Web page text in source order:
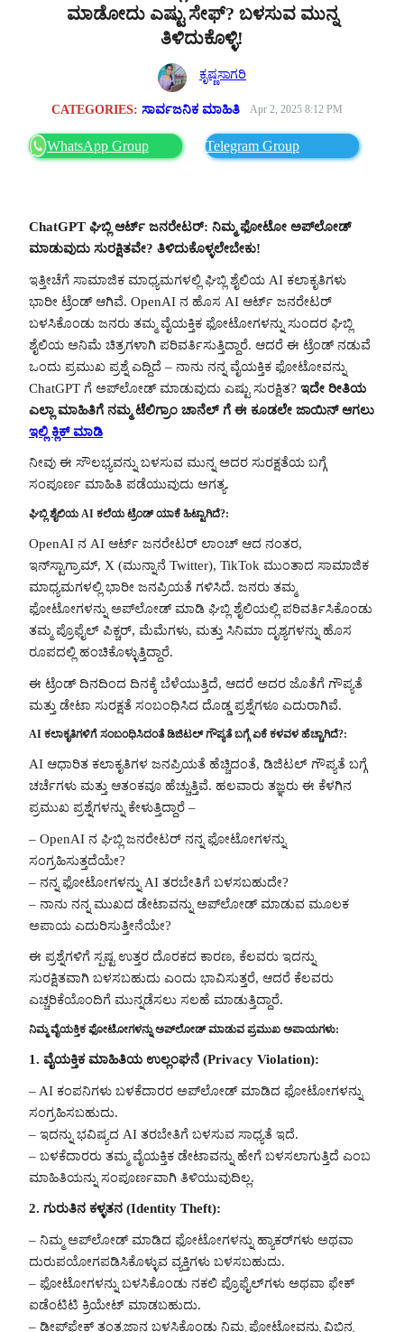
ಮಾಡೋದು ಎಷ್ಟು ಸೇಫ್? ಬಳಸುವ ಮುನ್ನ
ತಿಳಿದುಕೊಳ್ಳಿ!
ಕೃಷ್ಣಸಾಗರಿ
CATEGORIES:ಸಾರ್ವಜನಿಕ ಮಾಹಿತಿ Apr 2, 2025 8:12 PM
WhatsApp Group Telegram Group
ChatGPT ಘಿಬ್ಲಿ ಆರ್ಟ್ ಜನರೇಟರ್: ನಿಮ್ಮ ಫೋಟೋ ಅಪ್‌ಲೋಡ್
ಮಾಡುವುದು ಸುರಕ್ಷಿತವೇ? ತಿಳಿದುಕೊಳ್ಳಲೇಬೇಕು!
ಇತ್ತೀಚೆಗೆ ಸಾಮಾಜಿಕ ಮಾಧ್ಯಮಗಳಲ್ಲಿ ಘಿಬ್ಲಿ ಶೈಲಿಯ AI ಕಲಾಕೃತಿಗಳು
ಭಾರೀ ಟ್ರೆಂಡ್ ಆಗಿವೆ. OpenAI ನ ಹೊಸ AI ಆರ್ಟ್ ಜನರೇಟರ್
ಬಳಸಿಕೊಂಡು ಜನರು ತಮ್ಮ ವೈಯಕ್ತಿಕ ಫೋಟೋಗಳನ್ನು ಸುಂದರ ಘಿಬ್ಲಿ
ಶೈಲಿಯ ಅನಿಮೆ ಚಿತ್ರಗಳಾಗಿ ಪರಿವರ್ತಿಸುತ್ತಿದ್ದಾರೆ. ಆದರೆ ಈ ಟ್ರೆಂಡ್ ನಡುವೆ
ಒಂದು ಪ್ರಮುಖ ಪ್ರಶ್ನೆ ಎದ್ದಿದೆ – ನಾನು ನನ್ನ ವೈಯಕ್ತಿಕ ಫೋಟೋವನ್ನು
ChatGPT ಗೆ ಅಪ್‌ಲೋಡ್ ಮಾಡುವುದು ಎಷ್ಟು ಸುರಕ್ಷಿತ? ಇದೇ ರೀತಿಯ
ಎಲ್ಲಾ ಮಾಹಿತಿಗೆ ನಮ್ಮ ಟೆಲಿಗ್ರಾಂ ಚಾನೆಲ್ ಗೆ ಈ ಕೂಡಲೇ ಜಾಯಿನ್ ಆಗಲು
ಇಲ್ಲಿ ಕ್ಲಿಕ್ ಮಾಡಿ
ನೀವು ಈ ಸೌಲಭ್ಯವನ್ನು ಬಳಸುವ ಮುನ್ನ ಅದರ ಸುರಕ್ಷತೆಯ ಬಗ್ಗೆ
ಸಂಪೂರ್ಣ ಮಾಹಿತಿ ಪಡೆಯುವುದು ಅಗತ್ಯ.
ಘಿಬ್ಲಿ ಶೈಲಿಯ AI ಕಲೆಯ ಟ್ರೆಂಡ್ ಯಾಕೆ ಹಿಟ್ಟಾಗಿದೆ?:
OpenAI ನ AI ಆರ್ಟ್ ಜನರೇಟರ್ ಲಾಂಚ್ ಆದ ನಂತರ,
ಇನ್‌ಸ್ಟಾಗ್ರಾಮ್, X (ಮುನ್ನಾನೆ Twitter), TikTok ಮುಂತಾದ ಸಾಮಾಜಿಕ
ಮಾಧ್ಯಮಗಳಲ್ಲಿ ಭಾರೀ ಜನಪ್ರಿಯತೆ ಗಳಿಸಿದೆ. ಜನರು ತಮ್ಮ
ಫೋಟೋಗಳನ್ನು ಅಪ್‌ಲೋಡ್ ಮಾಡಿ ಘಿಬ್ಲಿ ಶೈಲಿಯಲ್ಲಿ ಪರಿವರ್ತಿಸಿಕೊಂಡು
ತಮ್ಮ ಪ್ರೊಫೈಲ್ ಪಿಕ್ಚರ್, ಮೆಮೆಗಳು, ಮತ್ತು ಸಿನಿಮಾ ದೃಶ್ಯಗಳನ್ನು ಹೊಸ
ರೂಪದಲ್ಲಿ ಹಂಚಿಕೊಳ್ಳುತ್ತಿದ್ದಾರೆ.
ಈ ಟ್ರೆಂಡ್ ದಿನದಿಂದ ದಿನಕ್ಕೆ ಬೆಳೆಯುತ್ತಿದೆ, ಆದರೆ ಅದರ ಜೊತೆಗೆ ಗೌಪ್ಯತೆ
ಮತ್ತು ಡೇಟಾ ಸುರಕ್ಷತೆ ಸಂಬಂಧಿಸಿದ ದೊಡ್ಡ ಪ್ರಶ್ನೆಗಳೂ ಎದುರಾಗಿವೆ.
AI ಕಲಾಕೃತಿಗಳಿಗೆ ಸಂಬಂಧಿಸಿದಂತೆ ಡಿಜಿಟಲ್ ಗೌಪ್ಯತೆ ಬಗ್ಗೆ ಏಕೆ ಕಳವಳ ಹೆಚ್ಚಾಗಿದೆ?:
AI ಆಧಾರಿತ ಕಲಾಕೃತಿಗಳ ಜನಪ್ರಿಯತೆ ಹೆಚ್ಚಿದಂತೆ, ಡಿಜಿಟಲ್ ಗೌಪ್ಯತೆ ಬಗ್ಗೆ
ಚರ್ಚೆಗಳು ಮತ್ತು ಆತಂಕವೂ ಹೆಚ್ಚುತ್ತಿವೆ. ಹಲವಾರು ತಜ್ಞರು ಈ ಕೆಳಗಿನ
ಪ್ರಮುಖ ಪ್ರಶ್ನೆಗಳನ್ನು ಕೇಳುತ್ತಿದ್ದಾರೆ –
– OpenAI ನ ಘಿಬ್ಲಿ ಜನರೇಟರ್ ನನ್ನ ಫೋಟೋಗಳನ್ನು
ಸಂಗ್ರಹಿಸುತ್ತದೆಯೇ?
– ನನ್ನ ಫೋಟೋಗಳನ್ನು AI ತರಬೇತಿಗೆ ಬಳಸಬಹುದೇ?
– ನಾನು ನನ್ನ ಮುಖದ ಡೇಟಾವನ್ನು ಅಪ್‌ಲೋಡ್ ಮಾಡುವ ಮೂಲಕ
ಅಪಾಯ ಎದುರಿಸುತ್ತೀನೆಯೇ?
ಈ ಪ್ರಶ್ನೆಗಳಿಗೆ ಸ್ಪಷ್ಟ ಉತ್ತರ ದೊರಕದ ಕಾರಣ, ಕೆಲವರು ಇದನ್ನು
ಸುರಕ್ಷಿತವಾಗಿ ಬಳಸಬಹುದು ಎಂದು ಭಾವಿಸುತ್ತರೆ, ಆದರೆ ಕೆಲವರು
ಎಚ್ಚರಿಕೆಯೊಂದಿಗೆ ಮುನ್ನಡೆಸಲು ಸಲಹೆ ಮಾಡುತ್ತಿದ್ದಾರೆ.
ನಿಮ್ಮ ವೈಯಕ್ತಿಕ ಫೋಟೋಗಳನ್ನು ಅಪ್‌ಲೋಡ್ ಮಾಡುವ ಪ್ರಮುಖ ಅಪಾಯಗಳು:
1. ವೈಯಕ್ತಿಕ ಮಾಹಿತಿಯ ಉಲ್ಲಂಘನೆ (Privacy Violation):
– AI ಕಂಪನಿಗಳು ಬಳಕೆದಾರರ ಅಪ್‌ಲೋಡ್ ಮಾಡಿದ ಫೋಟೋಗಳನ್ನು
ಸಂಗ್ರಹಿಸಬಹುದು.
– ಇದನ್ನು ಭವಿಷ್ಯದ AI ತರಬೇತಿಗೆ ಬಳಸುವ ಸಾಧ್ಯತೆ ಇದೆ.
– ಬಳಕೆದಾರರು ತಮ್ಮ ವೈಯಕ್ತಿಕ ಡೇಟಾವನ್ನು ಹೇಗೆ ಬಳಸಲಾಗುತ್ತಿದೆ ಎಂಬ
ಮಾಹಿತಿಯನ್ನು ಸಂಪೂರ್ಣವಾಗಿ ತಿಳಿಯುವುದಿಲ್ಲ.
2. ಗುರುತಿನ ಕಳ್ಳತನ (Identity Theft):
– ನಿಮ್ಮ ಅಪ್‌ಲೋಡ್ ಮಾಡಿದ ಫೋಟೋಗಳನ್ನು ಹ್ಯಾಕರ್‌ಗಳು ಅಥವಾ
ದುರುಪಯೋಗಪಡಿಸಿಕೊಳ್ಳುವ ವ್ಯಕ್ತಿಗಳು ಬಳಸಬಹುದು.
– ಫೋಟೋಗಳನ್ನು ಬಳಸಿಕೊಂಡು ನಕಲಿ ಪ್ರೊಫೈಲ್‌ಗಳು ಅಥವಾ ಫೇಕ್
ಐಡೆಂಟಿಟಿ ಕ್ರಿಯೇಟ್ ಮಾಡಬಹುದು.
– ಡೀಪ್‌ಫೇಕ್ ತಂತ್ರಜ್ಞಾನ ಬಳಸಿಕೊಂಡು ನಿಮ್ಮ ಫೋಟೋವನ್ನು ವಿಭಿನ್ನ